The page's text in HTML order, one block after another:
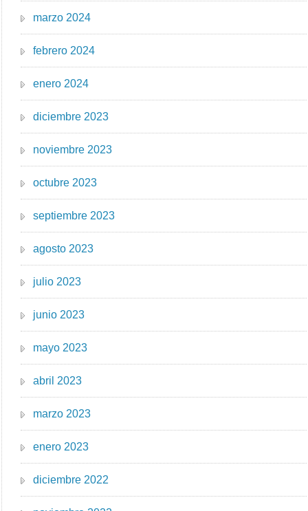
marzo 2024
febrero 2024
enero 2024
diciembre 2023
noviembre 2023
octubre 2023
septiembre 2023
agosto 2023
julio 2023
junio 2023
mayo 2023
abril 2023
marzo 2023
enero 2023
diciembre 2022